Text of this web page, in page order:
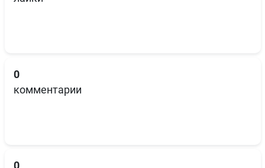
0
комментарии